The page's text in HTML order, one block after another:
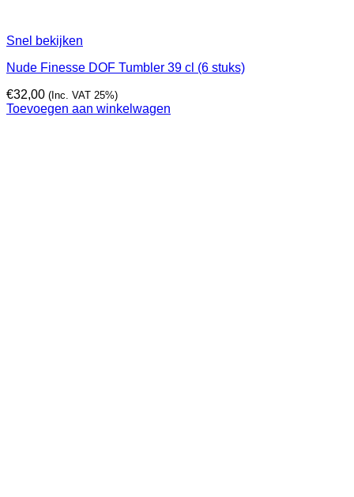
Snel bekijken
Nude Finesse DOF Tumbler 39 cl (6 stuks)
€32,00 (Inc. VAT 25%)
Toevoegen aan winkelwagen